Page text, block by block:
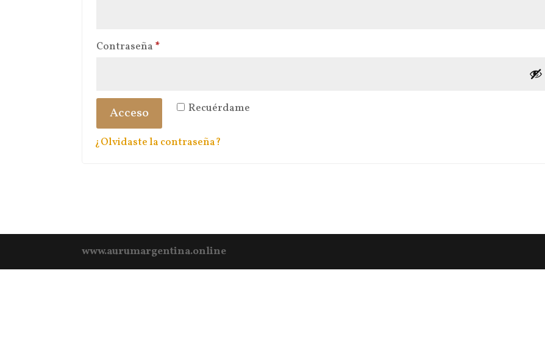
Contraseña *Obligatorio
Recuérdame
Acceso
¿Olvidaste la contraseña?
www.aurumargentina.online